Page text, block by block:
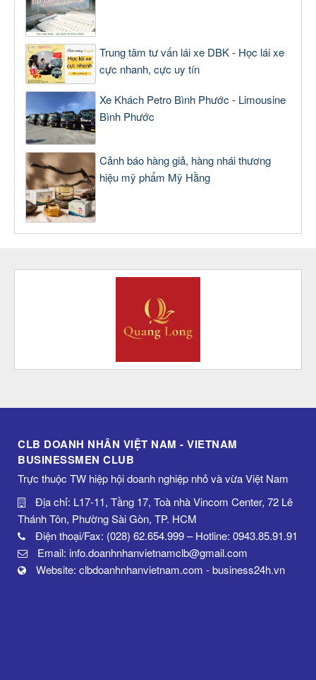
Trung tâm tư vấn lái xe DBK - Học lái xe
cực nhanh, cực uy tín
Xe Khách Petro Bình Phước - Limousine
Bình Phước
Cảnh báo hàng giả, hàng nhái thương
hiệu mỹ phẩm Mỹ Hằng
CLB DOANH NHÂN VIỆT NAM - VIETNAM
BUSINESSMEN CLUB
Trực thuộc TW hiệp hội doanh nghiệp nhỏ và vừa Việt Nam
Địa chỉ: L17-11, Tầng 17, Toà nhà Vincom Center, 72 Lê
Thánh Tôn, Phường Sài Gòn, TP. HCM
Điện thoại/Fax: (028) 62.654.999 – Hotline: 0943.85.91.91
Email: info.doanhnhanvietnamclb@gmail.com
Website: clbdoanhnhanvietnam.com - business24h.vn